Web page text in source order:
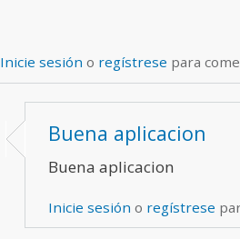
Inicie sesión o regístrese para
Buena aplicacion
Buena aplicacion
Inicie sesión o regístrese